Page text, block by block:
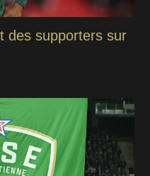
des supporters sur